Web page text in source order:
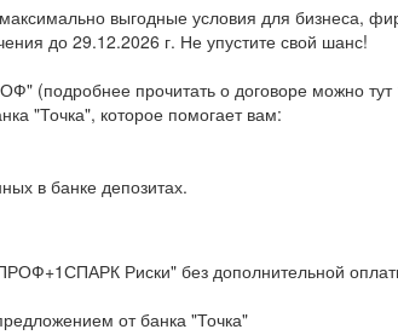
выгодные условия для бизнеса,
до 29.12.2026 г. Не упустите свой шанс!
(подробнее прочитать о договоре можно
"Точка", которое помогает вам:
в банке депозитах.
Риски" без дополнительной
от банка "Точка"